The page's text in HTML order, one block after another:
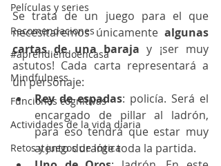
Películas y series
Recomendaciones
#aprendiendoencasa
Mindfulness
Funciones cognitivas
Actividades de la vida diaria
Retos y juegos de lógica
Se trata de un juego para el que
necesitaremos únicamente algunas
cartas de una baraja y ¡ser muy
astutos! Cada carta representará a
un personaje:
Rey de espadas: policía. Será el
encargado de pillar al ladrón,
para eso tendrá que estar muy
atento durante toda la partida.